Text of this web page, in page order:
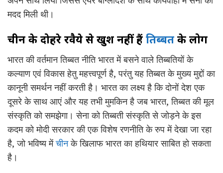
मदद मिली थी।
चीन के दोहरे रवैये से खुश नहीं हैं तिब्बत के लोग
भारत की वर्तमान तिब्बत नीति भारत में बसने वाले तिब्बतियों के
कल्याण एवं विकास हेतु महत्त्वपूर्ण है, परंतु यह तिब्बत के मुख्य मुद्दों का
कानूनी समर्थन नहीं करती है। भारत का लक्ष्य है कि दोनों देश एक
दूसरे के साथ आएं और यह तभी मुमकिन है जब भारत, तिब्बत की मूल
संस्कृति को समझेगा। सेना को तिब्बती संस्कृति से जोड़ने के इस
कदम को मोदी सरकार की एक विशेष रणनीति के रुप में देखा जा रहा
है, जो भविष्य मेंचीनके खिलाफ भारत का हथियार साबित हो सकता
है।